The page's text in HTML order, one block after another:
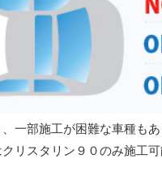
一部施工が困難な車種もあ
リスタリン９０のみ施工可